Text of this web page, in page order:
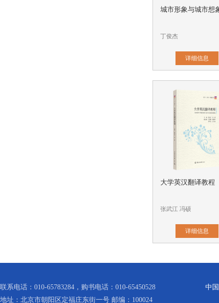
城市形象与城市想
丁俊杰
详细信息
大学英汉翻译教程
张武江 冯硕
详细信息
联系电话：010-65783284，购书电话：010-65450528
地址：北京市朝阳区定福庄东街一号 邮编：100024
中